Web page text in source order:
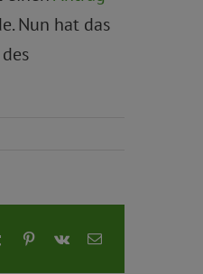
Nun hat das
Tumblr Pinterest
Vk
E-